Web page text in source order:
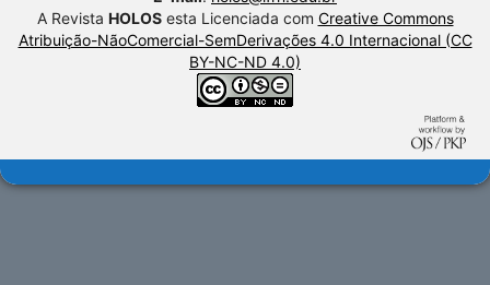
A Revista HOLOSesta Licenciada com Creative Commons
Atribuição-NãoComercial-SemDerivações 4.0 Internacional (CC
BY-NC-ND 4.0)